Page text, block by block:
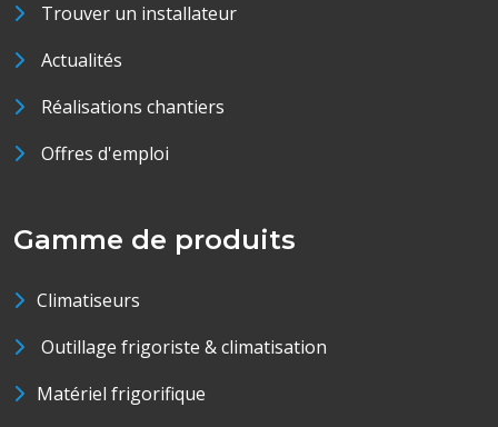
Trouver un installateur
Actualités
Réalisations chantiers
Offres d'emploi
Gamme de produits
Climatiseurs
Outillage frigoriste & climatisation
Matériel frigorifique